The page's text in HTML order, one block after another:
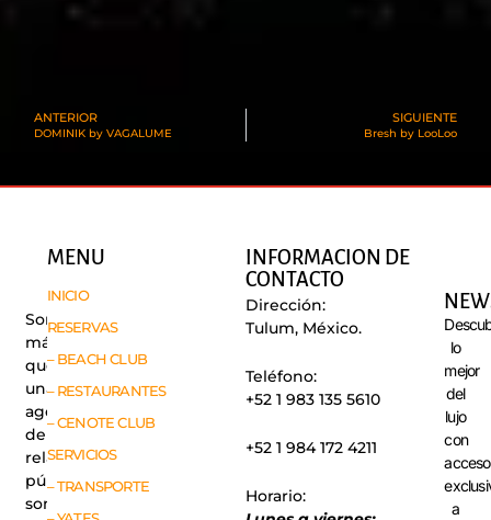
ANTERIOR
DOMINIK by VAGALUME
SIGUIENTE
Bresh by LooLoo
Somos
más
que
una
agencia
de
relaciones
públicas,
somos
MENU
INICIO
RESERVAS
– BEACH CLUB
– RESTAURANTES
– CENOTE CLUB
SERVICIOS
– TRANSPORTE
INFORMACION DE
CONTACTO
Dirección:
Tulum, México.
Teléfono:
+52 1 983 135 5610
+52 1 984 172 4211
Horario:
lo
mejor
del
lujo
con
acceso
a